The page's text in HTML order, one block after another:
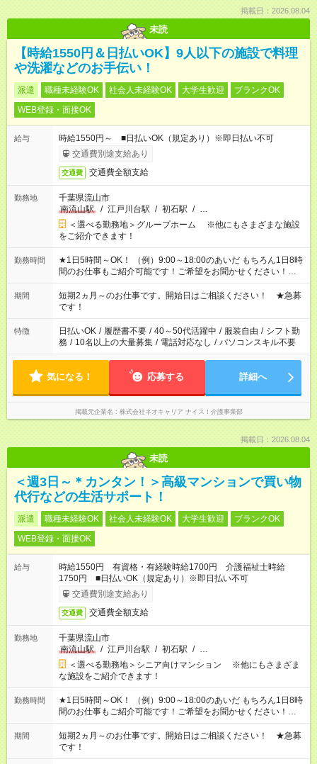
掲載日：2026.08.04
未読
【時給1550円＆日払いOK】9人以下の施設で料理
や洗濯などのお手伝い！
派遣 職種未経験OK 社会人未経験OK 大学生歓迎
ブランクOK
WEB登録・面接OK
給与
時給1550円～ ■日払いOK（規定あり）※即日払い不可
交通費別途支給あり
交通費 交通費全額支給
勤務地
千葉県流山市
南流山駅
/ 江戸川台駅 / 初石駅 / …
＜選べる勤務地＞グループホーム ※他にもさまざまな施設
をご紹介できます！
勤務時間
★1日5時間～OK！ （例）9:00～18:00のあいだ もちろん1日8時
間のお仕事もご紹介可能です！ご希望をお聞かせください！★家
庭の都合でお休みが必要な場合も遠慮なくご相談ください。 ※
週最低15時間以上の勤務が必要です
期間
短期2ヵ月～のお仕事です。開始日はご相談ください！ ★急募
です！
特徴 日払いOK / 履歴書不要 / 40～50代活躍中 / 服装自由 / シフト勤
務 / 10名以上の大量募集 / 電話対応なし / パソコンスキル不要
気になる！ 応募する 詳細へ
掲載元企業名 株式会社ネオキャリア ナイス！介護事業部
掲載日：2026.08.04
未読
＜週3日～＊カンタン！＞高級マンションで買い物
代行などの生活サポート！
派遣 職種未経験OK 社会人未経験OK 大学生歓迎
ブランクOK
WEB登録・面接OK
給与
時給1550円 有資格・有経験時給1700円 介護福祉士時給
1750円 ■日払いOK（規定あり）※即日払い不可
交通費別途支給あり
交通費 交通費全額支給
勤務地
千葉県流山市
南流山駅
/ 江戸川台駅 / 初石駅 / …
＜選べる勤務地＞シニア向けマンション ※他にもさまざま
な施設をご紹介できます！
勤務時間
★1日5時間～OK！ （例）9:00～18:00のあいだ もちろん1日8時
間のお仕事もご紹介可能です！ご希望をお聞かせください！★家
庭の都合でお休みが必要な場合も遠慮なくご相談ください。 ※
週最低15時間以上の勤務が必要です
期間
短期2ヵ月～のお仕事です。開始日はご相談ください！ ★急募
です！